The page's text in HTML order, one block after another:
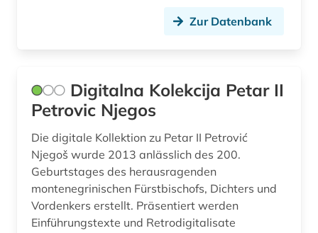
Zur Datenbank
Digitalna Kolekcija Petar II
Petrovic Njegos
Die digitale Kollektion zu Petar II Petrović
Njegoš wurde 2013 anlässlich des 200.
Geburtstages des herausragenden
montenegrinischen Fürstbischofs, Dichters und
Vordenkers erstellt. Präsentiert werden
Einführungstexte und Retrodigitalisate